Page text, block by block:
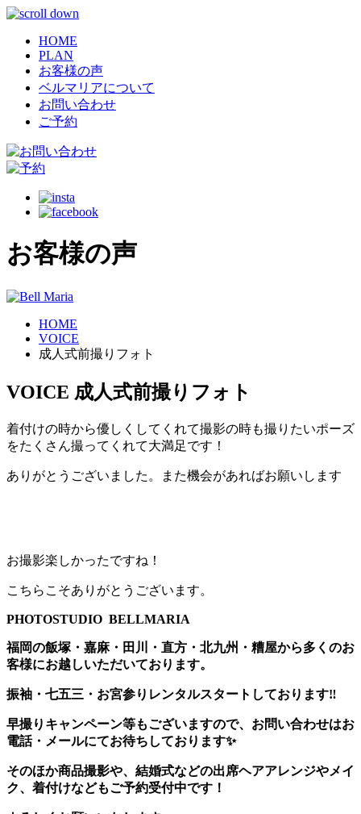
HOME
PLAN
お客様の声
ベルマリアについて
お問い合わせ
ご予約
お客様の声
HOME
VOICE
成人式前撮りフォト
VOICE 成人式前撮りフォト
着付けの時から優しくしてくれて撮影の時も撮りたいポーズ
をたくさん撮ってくれて大満足です！
ありがとうございました。また機会があればお願いします
お撮影楽しかったですね！
こちらこそありがとうございます。
PHOTOSTUDIO BELLMARIA
福岡の飯塚・嘉麻・田川・直方・北九州・糟屋から多くのお
客様にお越しいただいております。
振袖・七五三・お宮参りレンタルスタートしております‼️
早撮りキャンペーン等もございますので、お問い合わせはお
電話・メールにてお待ちしております✨
そのほか商品撮影や、結婚式などの出席ヘアアレンジやメイ
ク、着付けなどもご予約受付中です！